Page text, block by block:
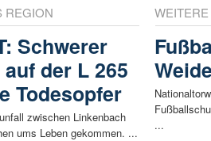
REGION
Schwerer
der L 265
Todesopfer
zwischen Linkenbach
ums Leben gekommen. ...
...